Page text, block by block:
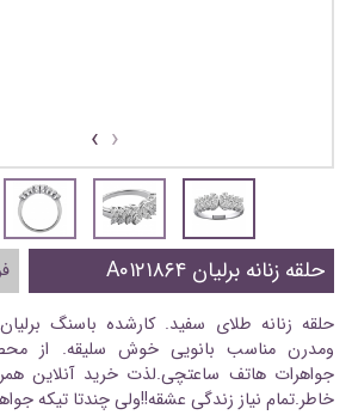
‹
›
حلقه زنانه برلیان A۰۱۲۱۸۶۴
حلقه زنانه طلای سفید. کارشده باسنگ
ومدرن مناسب بانویی خوش سلیقه. از
جواهرات هاتف ساعتچی.لذت خرید آنلاین
خاطر.تمام نیاز زندگی عشقه!!ولی چندتا تیکه